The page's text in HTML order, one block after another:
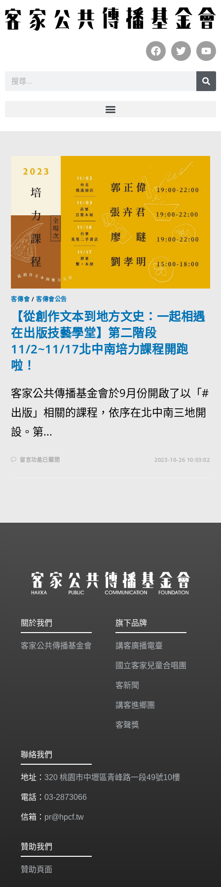
客傳會/客傳會公告
【從創作文本到地方文史：一起相遇
在出版技藝學堂】第二階段
11/2~11/17北中南培力課程開跑
啦！
客家公共傳播基金會於9月份開啟了以「#
出版」相關的課程，依序在北中南三地開
設。第...
留言功能已關閉 2023-10-26 10:03:02
關於我們
客家公共傳播基金會
旗下品牌
講客廣播電臺
國立客家兒童合唱團
客新聞
講客進鄉團
客聲獎
聯絡我們
地址： 320 桃園市中壢區青峰路一段49號10樓
電話： 03-2873066
信箱： pr@hpcf.tw
贊助我們
贊助頁面